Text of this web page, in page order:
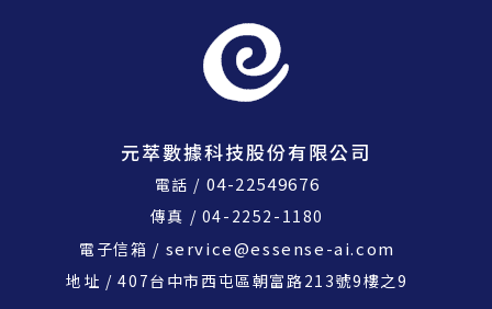
元萃數據科技股份有限公司
電話 / 04-22549676
傳真 / 04-2252-1180
電子信箱 / service@essense-ai.com
地址 / 407台中市西屯區朝富路213號9樓之9